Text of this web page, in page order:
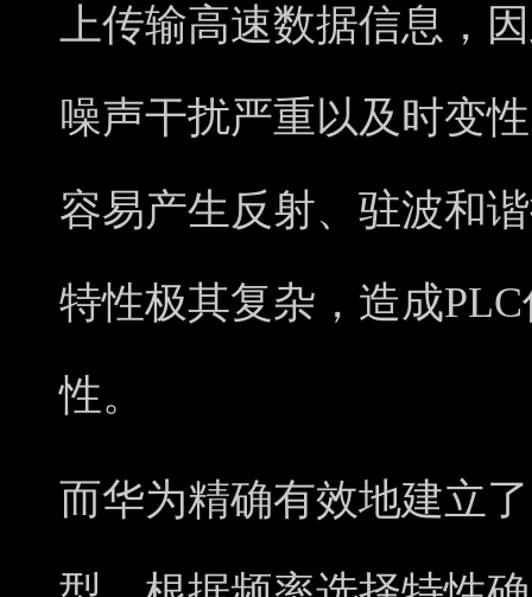
上传输高速数据信息，
噪声干扰严重以及时变
容易产生反射、驻波和
特性极其复杂，造成
性。
而华为精确有效地建立